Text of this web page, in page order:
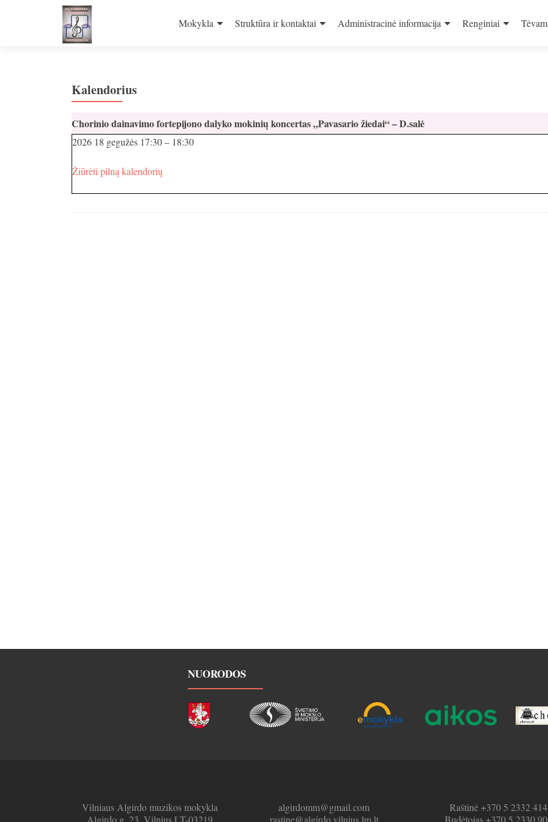
to
Mokykla Struktūra ir kontaktai Administracinė informacija Renginiai
Kalendorius
Chorinio dainavimo fortepijono dalyko mokinių koncertas „Pavasario žiedai“ – D.salė
2026 18 gegužės 17:30– 18:30
Žiūrėti pilną kalendorių
NUORODOS
Vilniaus Algirdo muzikos mokykla
Algirdo g. 23, Vilnius LT-03219
algirdomm@gmail.com
rastine@algirdo.vilnius.lm.lt
Raštinė +370 5 2332 414
Budėtojas +370 5 2330